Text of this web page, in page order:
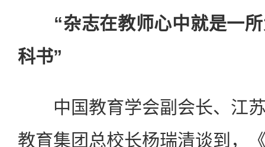
“杂志在教师心中就是一
科书”
中国教育学会副会长、江苏
教育集团总校长杨瑞清谈到，